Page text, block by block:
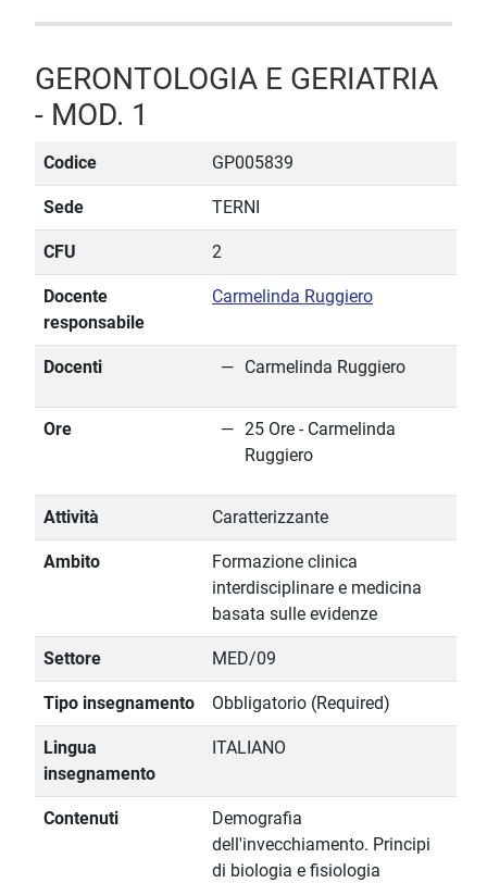
GERONTOLOGIA E GERIATRIA
- MOD. 1
Codice GP005839
Sede TERNI
CFU 2
Docente
responsabile
Carmelinda Ruggiero
Docenti Carmelinda Ruggiero
Ore
25 Ore - Carmelinda
Ruggiero
Attività Caratterizzante
Ambito
Formazione clinica
interdisciplinare e medicina
basata sulle evidenze
Settore MED/09
Tipo insegnamento Obbligatorio (Required)
Lingua
insegnamento
ITALIANO
Contenuti
Demografia
dell'invecchiamento. Principi
di biologia e fisiologia